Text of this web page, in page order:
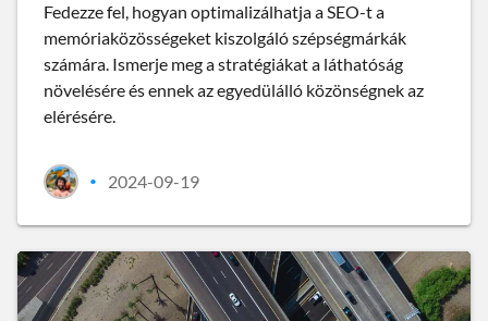
Fedezze fel, hogyan optimalizálhatja a SEO-t a
memóriaközösségeket kiszolgáló szépségmárkák
számára. Ismerje meg a stratégiákat a láthatóság
növelésére és ennek az egyedülálló közönségnek az
elérésére.
• 2024-09-19